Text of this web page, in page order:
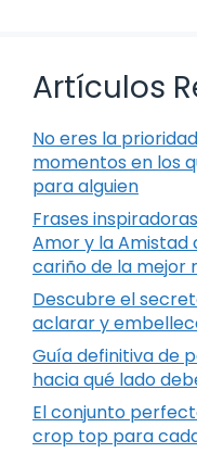
Artículos
No eres la
momentos en los
para alguien
Frases
Amor y la Amistad
cariño de la mejor
Descubre el
aclarar y
Guía definitiva de
hacia qué lado
El conjunto
crop top para